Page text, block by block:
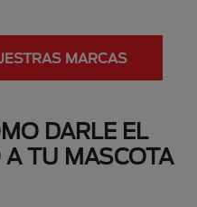
MARCAS
DARLE EL
A TU MASCOTA